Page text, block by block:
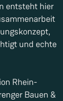
entsteht hier
und echte
Rhein-
Bauen &